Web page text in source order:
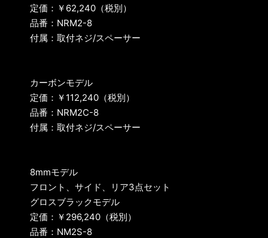
定価：￥62,240（税別）
品番：NRM2-8
付属：取付ネジ/スペーサー
カーボンモデル
定価：￥112,240（税別）
品番：NRM2C-8
付属：取付ネジ/スペーサー
8mmモデル
フロント、サイド、リア3点セット
グロスブラックモデル
定価：￥296,240（税別）
品番：NM2S-8